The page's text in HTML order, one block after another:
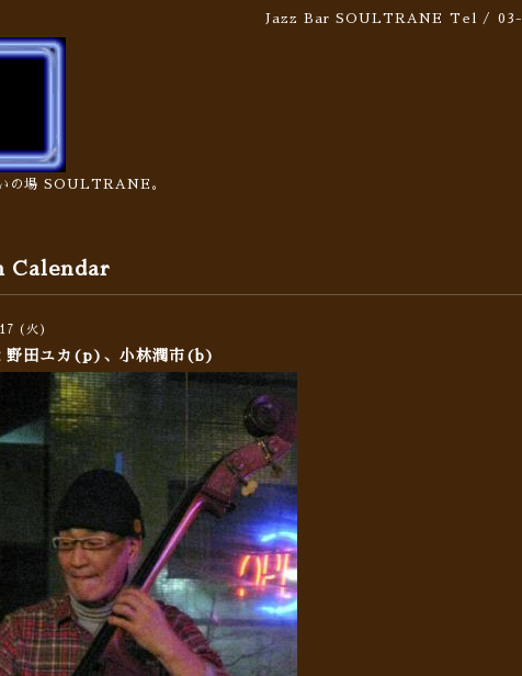
Jazz Bar SOULTRANE Tel / 03-
の場 SOULTRANE。
Calendar
(火)
野田ユカ(p)、小林潤市(b)